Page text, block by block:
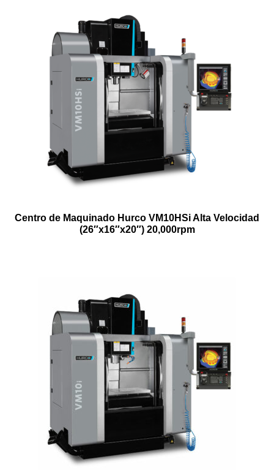
Centro de Maquinado Hurco VM10HSi Alta Velocidad
(26″x16″x20″) 20,000rpm